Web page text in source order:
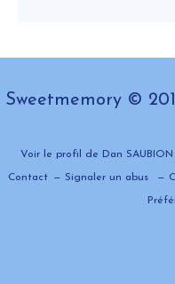
Sweetmemory ©
Voir le profil de Dan SAUBION
Contact Signaler un abus